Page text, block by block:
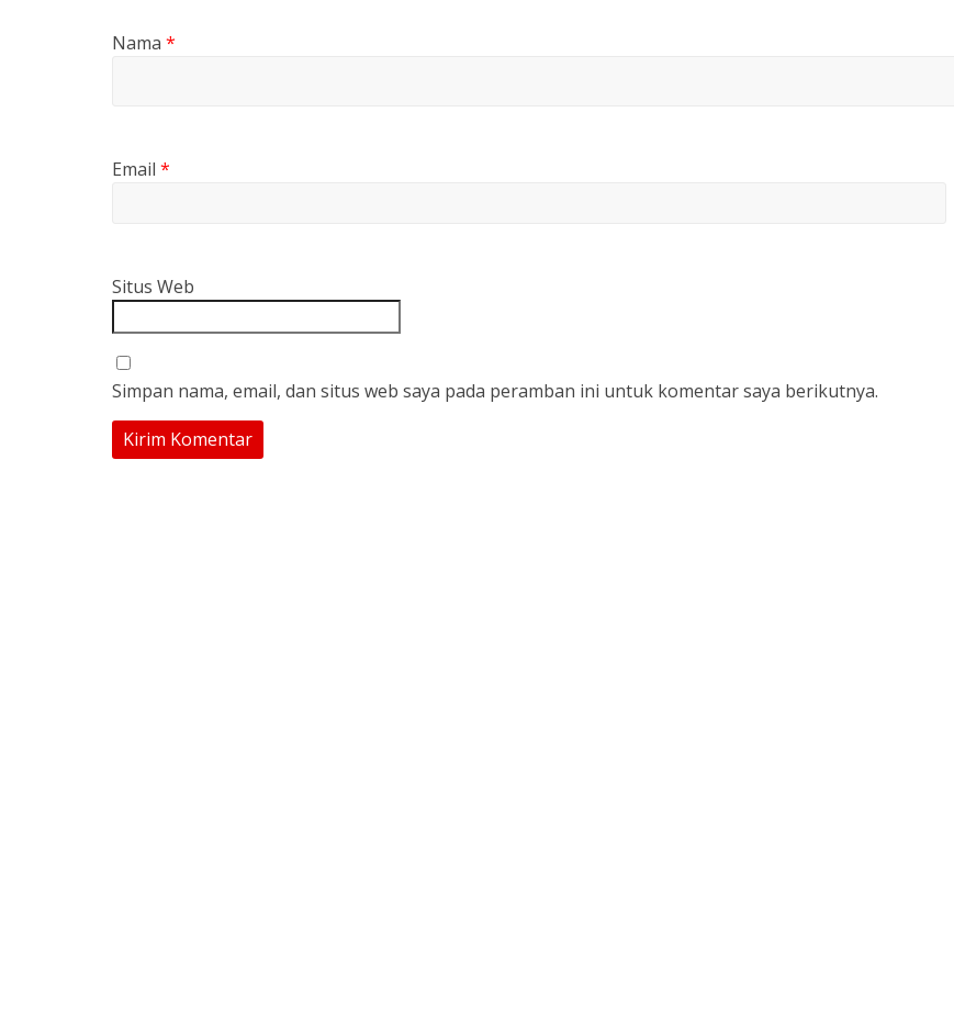
Nama *
Email *
Situs Web
Simpan nama, email, dan situs web saya pada peramban ini untuk komentar saya berikutnya.